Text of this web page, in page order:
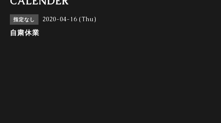
指定なし 2020-04-16 (Thu)
自粛休業